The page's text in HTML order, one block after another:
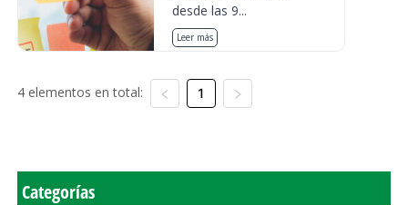
desde las 9...
Leer más
4 elementos en total: 1
Categorías